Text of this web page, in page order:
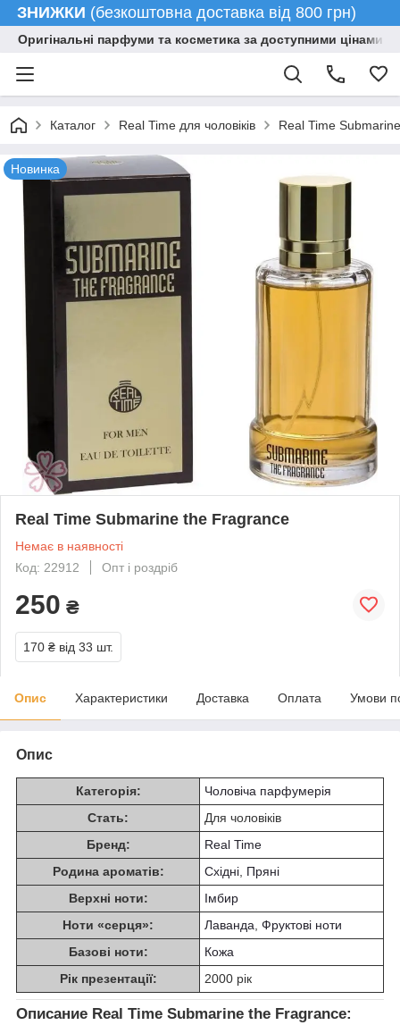
ЗНИЖКИ (безкоштовна доставка від 800 грн)
Оригінальні парфуми та косметика за доступними цінами
Каталог Real Time для чоловіків Real Time
Новинка
Real Time Submarine the Fragrance
Немає в наявності
Код: 22912
Опт і роздріб
250 ₴
170 ₴ від 33 шт.
Опис Характеристики Доставка Оплата Умови
Опис
Категорія:
Чоловіча парфумерія
Стать:
Для чоловіків
Бренд:
Real Time
Родина ароматів:
Східні Пряні
Верхні ноти:
Імбир
Ноти «серця»:
Лаванда Фруктові ноти
Базові ноти:
Кожа
Рік презентації:
2000 рік
Описание Real Time Submarine the Fragrance: